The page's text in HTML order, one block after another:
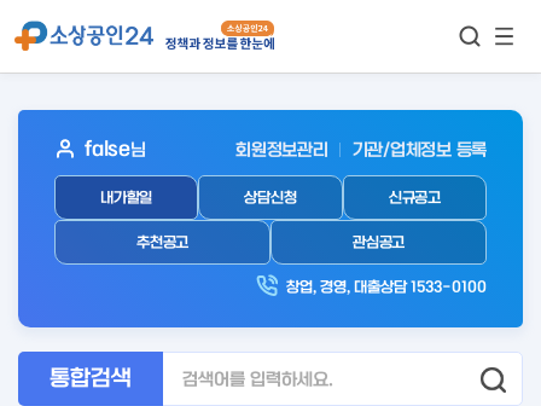
보기
아
웃
로
인
false님 회원정보관리 기관/업체정보 등록
내가할일 상담신청 신규공고
추천공고 관심공고
창업, 경영, 대출상담 1533-0100
통합검색